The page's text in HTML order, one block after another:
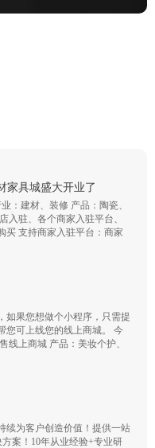
家具城盛大开业了
：建材、装修 产品：陶瓷、
入驻、各个商家入驻平台、
买 支持商家入驻平台：商家
如果您想做个小程序，只需提
您可上线您的线上商城。 今
线上商城 产品：美妆个护、
续为客户创造价值！提供一站
案！10年从业经验+专业研